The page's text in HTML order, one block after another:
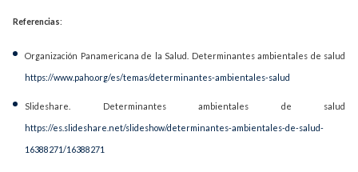
Referencias:
Organización Panamericana de la Salud. Determinantes ambientales de salud
https://www.paho.org/es/temas/determinantes-ambientales-salud
Slideshare. Determinantes ambientales de salud
https://es.slideshare.net/slideshow/determinantes-ambientales-de-salud-
16388271/16388271